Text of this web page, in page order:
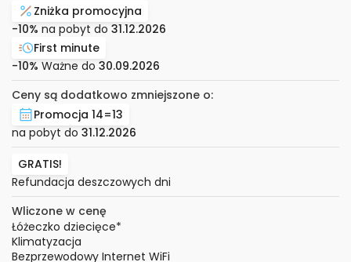
Zniżka promocyjna
-10% na pobyt do 31.12.2026
First minute
-10% Ważne do 30.09.2026
Ceny są dodatkowo zmniejszone o:
Promocja 14=13
na pobyt do 31.12.2026
GRATIS!
Refundacja deszczowych dni
Wliczone w cenę
Łóżeczko dziecięce*
Klimatyzacja
Bezprzewodowy Internet WiFi